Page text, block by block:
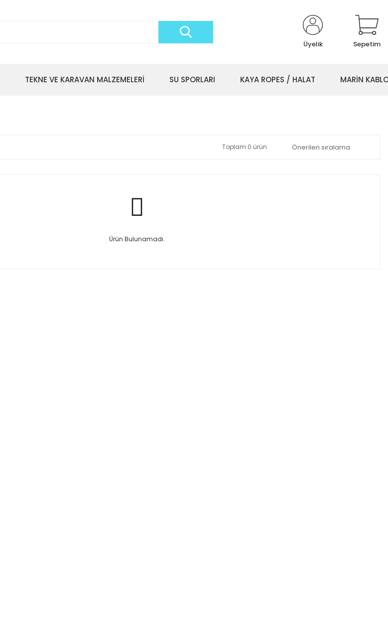
Üyelik Sepetim
TEKNE VE KARAVAN MALZEMELERİ SU SPORLARI KAYA ROPES / HALAT MARİN
Toplam 0 ürün
Ürün Bulunamadı.